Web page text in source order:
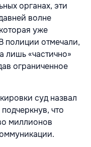
органах, эти
волне
уже
полиции отмечали,
лишь «частично»
ограниченное
суд назвал
что
миллионов